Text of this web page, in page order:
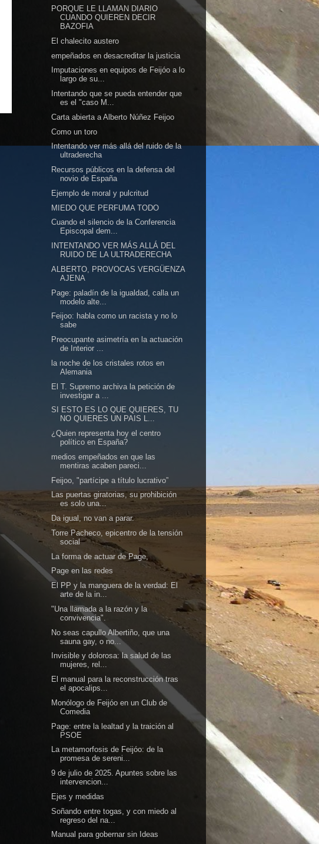
PORQUE LE LLAMAN DIARIO
CUANDO QUIEREN DECIR
BAZOFIA
El chalecito austero
empeñados en desacreditar la justicia
Imputaciones en equipos de Feijóo a lo
largo de su...
Intentando que se pueda entender que
es el "caso M...
Carta abierta a Alberto Núñez Feijoo
Como un toro
Intentando ver más allá del ruido de la
ultraderecha
Recursos públicos en la defensa del
novio de España
Ejemplo de moral y pulcritud
MIEDO QUE PERFUMA TODO
Cuando el silencio de la Conferencia
Episcopal dem...
INTENTANDO VER MÁS ALLÁ DEL
RUIDO DE LA ULTRADERECHA
ALBERTO, PROVOCAS VERGÜENZA
AJENA
Page: paladín de la igualdad, calla un
modelo alte...
Feijoo: habla como un racista y no lo
sabe
Preocupante asimetría en la actuación
de Interior ...
la noche de los cristales rotos en
Alemania
El T. Supremo archiva la petición de
investigar a ...
SI ESTO ES LO QUE QUIERES, TU
NO QUIERES UN PAIS L...
¿Quien representa hoy el centro
político en España?
medios empeñados en que las
mentiras acaben pareci...
Feijoo, "partícipe a título lucrativo”
Las puertas giratorias, su prohibición
es solo una...
Da igual, no van a parar.
Torre Pacheco, epicentro de la tensión
social
La forma de actuar de Page,
Page en las redes
El PP y la manguera de la verdad: El
arte de la in...
"Una llamada a la razón y la
convivencia".
No seas capullo Albertiño, que una
sauna gay, o no...
Invisible y dolorosa: la salud de las
mujeres, rel...
El manual para la reconstrucción tras
el apocalips...
Monólogo de Feijóo en un Club de
Comedia
Page: entre la lealtad y la traición al
PSOE
La metamorfosis de Feijóo: de la
promesa de sereni...
9 de julio de 2025. Apuntes sobre las
intervencion...
Ejes y medidas
Soñando entre togas, y con miedo al
regreso del na...
Manual para gobernar sin Ideas